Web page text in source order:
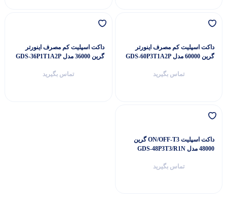
داکت اسپلیت کم مصرف اینورتر
گرین 60000 مدل GDS-60P3T1A2P
تماس بگیرید
داکت اسپلیت کم مصرف اینورتر
گرین 36000 مدل GDS-36P1T1A2P
تماس بگیرید
داکت اسپلیت ON/OFF-T3 گرین
48000 مدل GDS-48P3T3/R1N
تماس بگیرید